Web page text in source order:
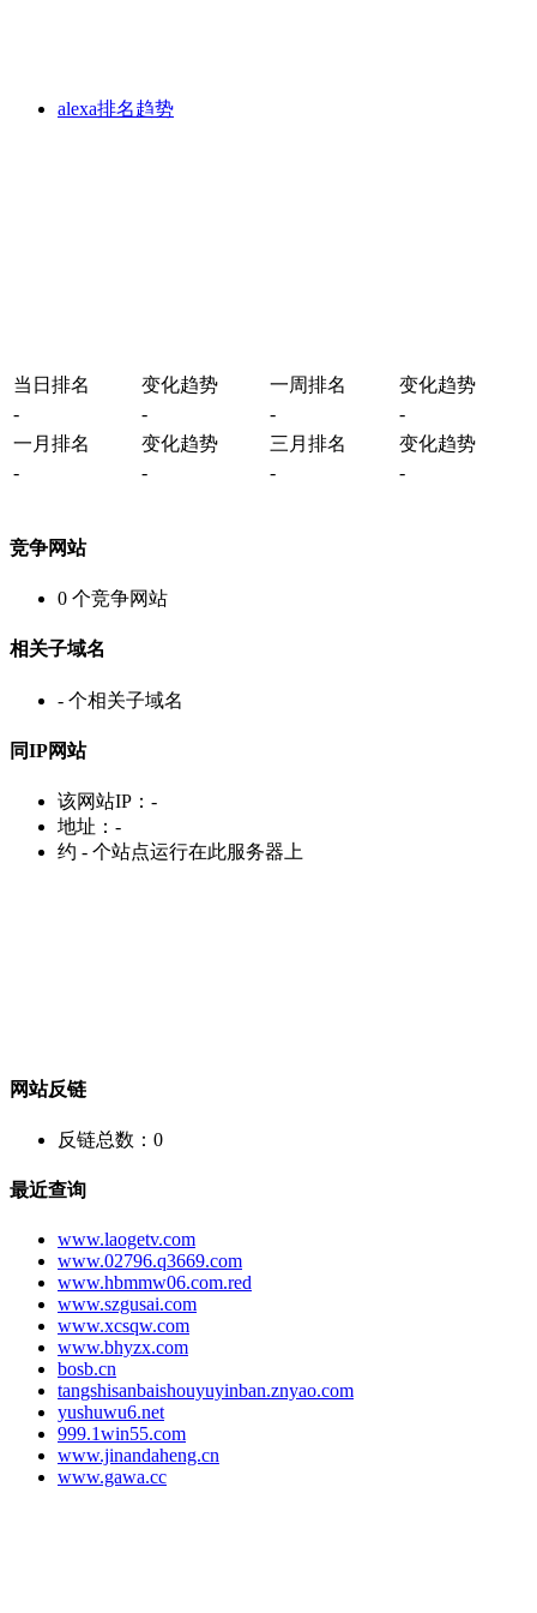
alexa排名趋势
当日排名 变化趋势 一周排名
变化趋势
-
- -
-
一月排名
变化趋势 三月排名
变化趋势
-
- - -
竞争网站
0 个竞争网站
相关子域名
- 个相关子域名
同IP网站
该网站IP： -
地址： -
约 - 个站点运行在此服务器上
网站反链
反链总数： 0
最近查询
www.laogetv.com
www.02796.q3669.com
www.hbmmw06.com.red
www.szgusai.com
www.xcsqw.com
www.bhyzx.com
bosb.cn
tangshisanbaishouyuyinban.znyao.com
yushuwu6.net
999.1win55.com
www.jinandaheng.cn
www.gawa.cc